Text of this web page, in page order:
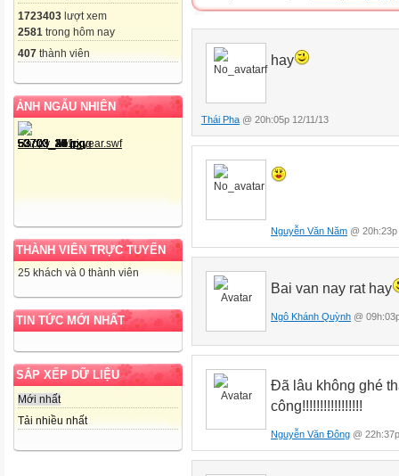
1723403 lượt xem
2581 trong hôm nay
407 thành viên
ẢNH NGẪU NHIÊN
THÀNH VIÊN TRỰC TUYẾN
25 khách và 0 thành viên
TIN TỨC MỚI NHẤT
SẮP XẾP DỮ LIỆU
Mới nhất
Tải nhiều nhất
hay
Thái Pha @ 20h:05p 12/11/13
Nguyễn Văn Năm @
Bai van nay rat hay
Ngô Khánh Quỳnh @
Đã lâu không ghé
công!!!!!!!!!!!!!!!!!
Nguyễn Văn Đông @